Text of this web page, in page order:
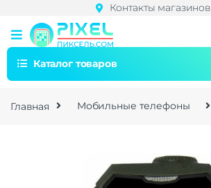
Контакты магазинов
Каталог товаров
Главная Мобильные телефоны